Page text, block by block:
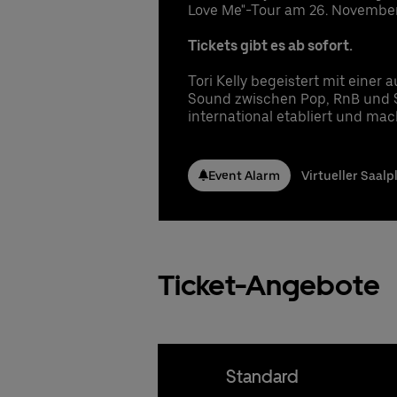
Love Me"-Tour am 26.
Tickets gibt es ab sofort.
Tori Kelly begeistert mit einer
Sound zwischen Pop, RnB und
international etabliert und
Event Alarm Virtueller
Ticket-Angebote
Standard